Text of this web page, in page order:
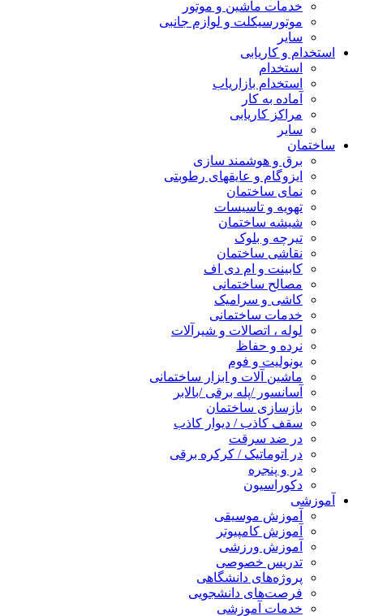
خدمات ماشین و موتور
موتورسیکلت و لوازم جانبی
سایر
استخدام و کاریابی
استخدام
استخدام بازاریاب
آماده به کار
مراکز کاریابی
سایر
ساختمان
برق و هوشمند سازی
ایزوگام و عایقهای رطوبتی
نمای ساختمان
تهویه و تاسیسات
شیشه ساختمان
تیرچه و بلوک
نقاشی ساختمان
کابینت و ام دی اف
مصالح ساختمانی
کاشی و سرامیک
خدمات ساختمانی
لوله ، اتصالات و شیرآلات
نرده و حفاظ
یونولیت و فوم
ماشین آلات و ابزار ساختمانی
آسانسور /پله برقی /بالابر
بازسازی ساختمان
سقف کاذب / دیوار کاذب
در ضد سرقت
در اتوماتیک / کرکره برقی
در و پنجره
دکوراسیون
آموزشی
آموزش موسیقی
آموزش کامپیوتر
آموزش ورزشی
تدریس خصوصی
پروژه‌های دانشگاهی
فرصت‌های دانشجویی
خدمات آموزشی